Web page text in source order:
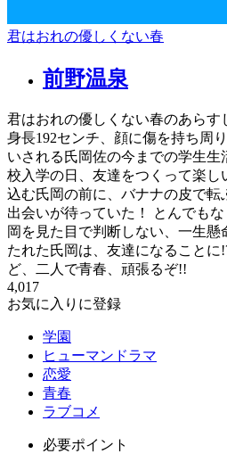
君はおれの優しくない春
前野温泉
君はおれの優しくない春のあらす
身長192センチ、顔に傷を持ち周
いされる氏岡佐の今までの学生
校入学の日、友達をつくって楽
込む氏岡の前に、バナナの皮で転
出会いが待っていた！ とんでも
岡を見た目で判断しない、一生
たれた氏岡は、友達になることに
ど、二人で青春、頑張るぞ!!
4,017
お気に入りに登録
学園
ヒューマンドラマ
恋愛
青春
ラブコメ
必要ポイント